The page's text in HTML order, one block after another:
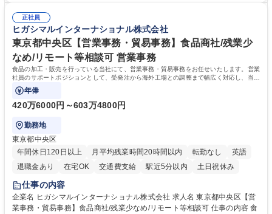
平均100件前後■メール・手紙：同上40件前後 募集職種 中野本社【お客様
相談室】お客様のお声をもとにより良い商品づくりへ貢献
すのでご安心ください。 【当社について】キリングループの広報機能を担
う会社として、お客様との出会いを大切にし、磨き上げたホスピタリティ
を込めてコミュニケーションをとりながら広報関連業務を行っておりま
す。 学歴・資格 学歴：大学院 大学 高専 短大 専修学校 高校 語学力： 資
格：
正社員
ヒガシマルインターナショナル株式会社
東京都中央区【営業事務・貿易事務】食品商社/残業少
なめ/リモート等相談可 営業事務
食品の加工・販売を行っている当社にて、営業事務・貿易事務をお任せいたします。営業
社員のサポートポジションとして、受発注から海外工場との調整まで幅広く対応し、当社
事業の根幹を支えていただきます。
年俸
420万6000円～603万4800円
勤務地
東京都中央区
年間休日120日以上
月平均残業時間20時間以内 転勤なし
英語
退職金あり
在宅OK 交通費支給 駅近5分以内 土日祝休み
仕事の内容
企業名 ヒガシマルインターナショナル株式会社 求人名 東京都中央区【営
業事務・貿易事務】食品商社/残業少なめ/リモート等相談可 仕事の内容 食